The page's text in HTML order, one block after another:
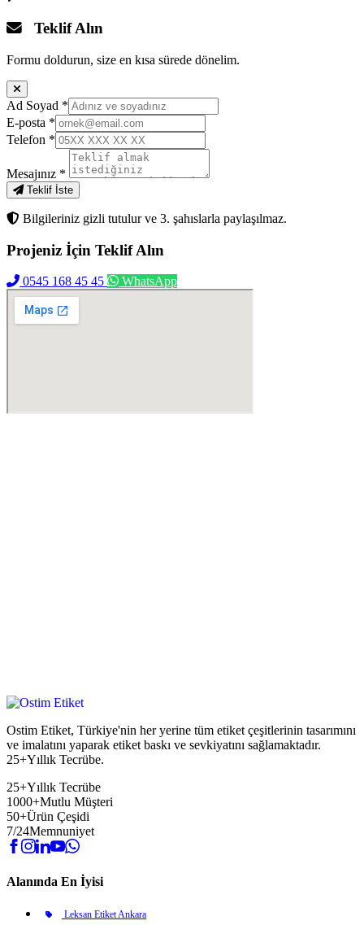
Teklif Alın
Formu doldurun, size en kısa sürede dönelim.
Ad Soyad *
E-posta *
Telefon *
Mesajınız *
Teklif İste
Bilgileriniz gizli tutulur ve 3. şahıslarla paylaşılmaz.
Projeniz İçin Teklif Alın
0545 168 45 45 WhatsApp
Ostim Etiket, Türkiye'nin her yerine tüm etiket çeşitlerinin tasarımını
ve imalatını yaparak etiket baskı ve sevkiyatını sağlamaktadır.
25+Yıllık Tecrübe.
25+Yıllık Tecrübe
1000+Mutlu Müşteri
50+Ürün Çeşidi
7/24Memnuniyet
Alanında En İyisi
Leksan Etiket Ankara